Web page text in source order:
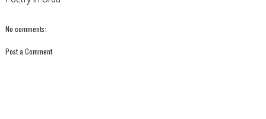
No comments:
Post a Comment